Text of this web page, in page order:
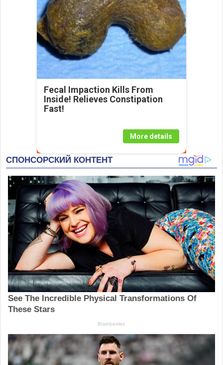
Fecal Impaction Kills From
Inside! Relieves Constipation
Fast!
More details